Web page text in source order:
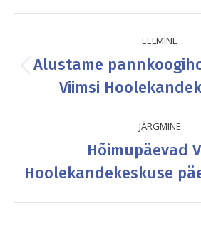
Facebook
X
navigation
EELMINE
post:
Alustame
Viimsi
JÄRGMINE
Next
post:
Hõimupäevad
Hoolekandekeskuse